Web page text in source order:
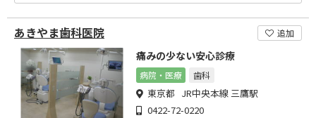
あきやま歯科医院 追加
痛みの少ない安心診療
病院・医療 歯科
東京都 JR中央本線 三鷹駅
0422-72-0220